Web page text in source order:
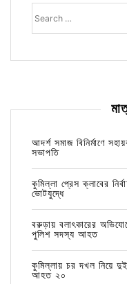
Search
for:
আদর্শ সমাজ বিনির্মাণে
সভাপতি
কুমিল্লা প্রেস ক্লাবের
ভোটযুদ্ধে
বরুড়ায় বলাৎকারের
পুলিশ সদস্য আহত
কুমিল্লায় চর দখল নিয়ে দুই
আহত ২০